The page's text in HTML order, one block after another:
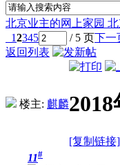
北京业主的网上家园
12345 / 5 页下一
返回列表
楼主: 麒麟
[复制链接]
11#